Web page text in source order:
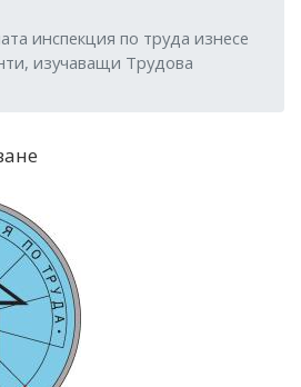
инспекция по труда изнесе
изучаващи Трудова